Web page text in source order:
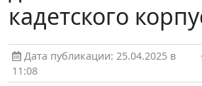
кадетского
Дата публикации: 25.04.2025 в
11:08